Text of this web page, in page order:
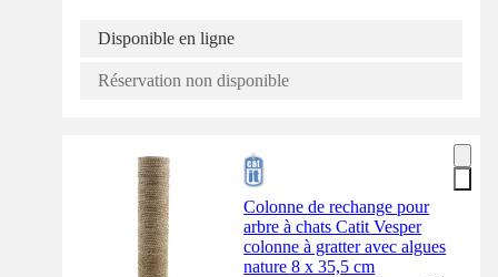
Disponible en ligne
Réservation non disponible
Colonne de rechange pour
arbre à chats Catit Vesper
colonne à gratter avec algues
nature 8 x 35,5 cm